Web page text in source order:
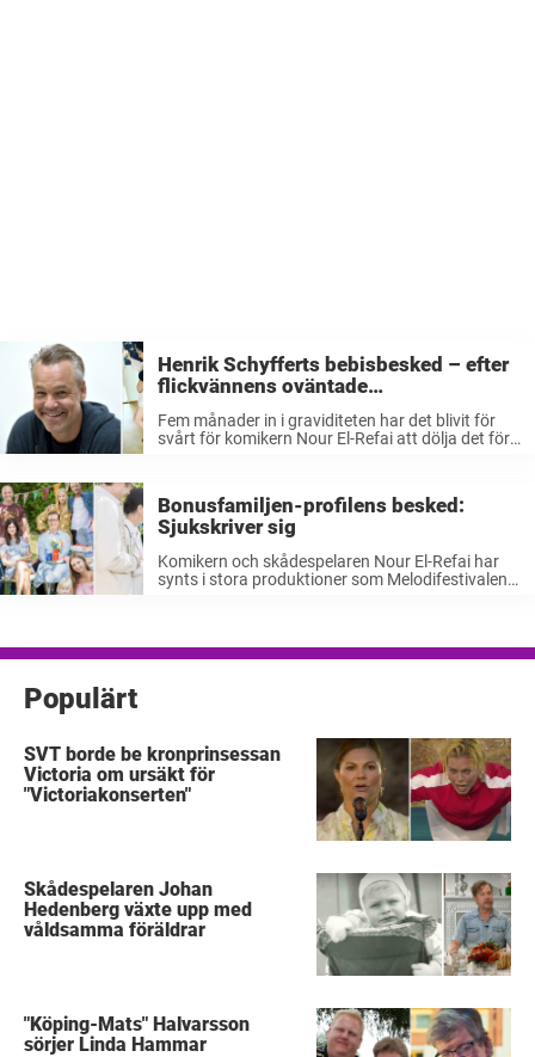
Henrik Schyfferts bebisbesked – efter
flickvännens oväntade
tillkännagivande: ”Det är han som är
pappan”
Fem månader in i graviditeten har det blivit för
svårt för komikern Nour El-Refai att dölja det för
Bonusfamiljen-profilens besked:
Sjukskriver sig
Komikern och skådespelaren Nour El-Refai har
synts i stora produktioner som Melodifestivalen.
”Kung ...
Populärt
SVT borde be kronprinsessan
Victoria om ursäkt för
"Victoriakonserten"
Skådespelaren Johan
Hedenberg växte upp med
våldsamma föräldrar
"Köping-Mats" Halvarsson
sörjer Linda Hammar